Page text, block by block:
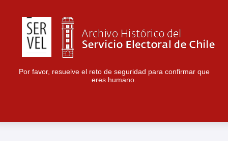
Por favor, resuelve el reto de seguridad para confirmar que
eres humano.